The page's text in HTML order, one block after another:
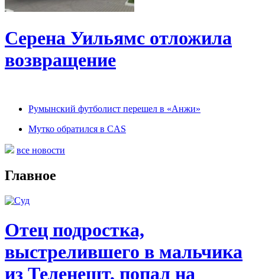
Серена Уильямс отложила
возвращение
Румынский футболист перешел в «Анжи»
Мутко обратился в CAS
все новости
Главное
Отец подростка,
выстрелившего в мальчика
из Теленешт, попал на